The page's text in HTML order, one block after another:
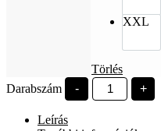
XXL
Törlés
Darabszám
-
Széchenyi
Egyetem
+
Leírás